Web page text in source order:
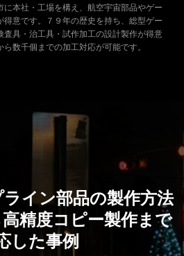
本社・工場を構え、航空宇宙部品やゲー
意です。７９年の歴史を持ち、総型ゲー
査具・治工具・試作加工の設計製作が得意
数千個までの加工対応が可能です。
イン部品の製作方法
高精度コピー製作まで
した事例